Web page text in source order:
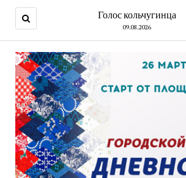
Голос кольчугинца
09.08.2026